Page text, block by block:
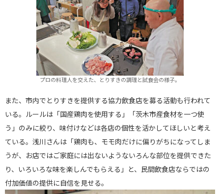
プロの料理人を交えた、とりすきの調理と試食会の様子。
また、市内でとりすきを提供する協力飲食店を募る活動も行われて
いる。ルールは「国産鶏肉を使用する」「茨木市産食材を一つ使
う」のみに絞り、味付けなどは各店の個性を活かしてほしいと考え
ている。浅川さんは「鶏肉も、モモ肉だけに偏りがちになってしま
うが、お店ではご家庭には出ないようないろんな部位を提供できた
り、いろいろな味を楽しんでもらえる」と、民間飲食店ならではの
付加価値の提供に自信を見せる。